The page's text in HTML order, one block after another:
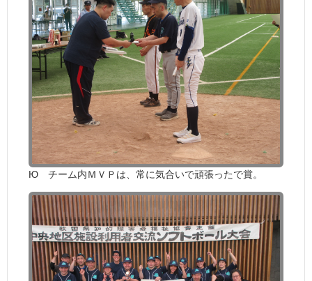
Ю チーム内ＭＶＰは、常に気合いで頑張ったで賞。